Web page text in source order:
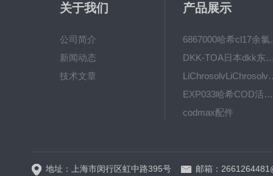
关于我们
公司简介
新闻动态
技术文章
产品展示
6867000
DKK-TOA日本dkk东亚电
EXP033哈希COD活塞泵价格 EXP033
codmax配件
地址：上海市闵行区虹中路395号 邮箱：